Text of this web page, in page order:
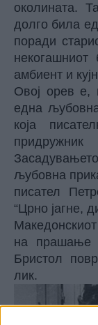
околината.
долго била
поради
амбиент и
Овој орев е,
една
која
љубовна
писател
“Црно јагне,
на прашање
Бристол
лик.